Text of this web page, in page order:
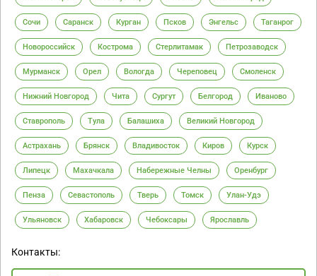
Сочи Саранск Курган Псков Энгельс Таганрог
Новороссийск Кострома Стерлитамак Петрозаводск
Мурманск Орел Вологда Череповец Смоленск
Нижний Новгород Чита Сургут Белгород Иваново
Ставрополь Тула Балашиха Великий Новгород
Астрахань Брянск Владивосток Киров Курск
Липецк Махачкала Набережные Челны Оренбург
Пенза Севастополь Тверь Томск Улан-Удэ
Ульяновск Хабаровск Чебоксары Ярославль
Контакты: